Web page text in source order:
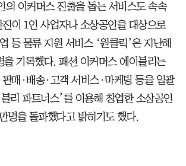
의 이커머스 진출을 돕는 서비스도 속속
이 1인 사업자나 소상공인을 대상으로
등 물류 지원 서비스 ‘원클릭’은 지난해
을 기록했다. 패션 이커머스 에이블리는
매·배송·고객 서비스·마케팅 등을 일괄
리 파트너스’를 이용해 창업한 소상공인
명을 돌파했다고 밝히기도 했다.